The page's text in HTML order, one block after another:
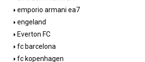
emporio armani ea7
engeland
Everton FC
fc barcelona
fc kopenhagen